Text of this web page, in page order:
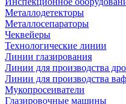
Металлодетекторы
Металлосепараторы
Чеквейеры
Технологические линии
Линии глазирования
Линии для производства
Линии для производства
Мукопросеиватели
Глазировочные машины